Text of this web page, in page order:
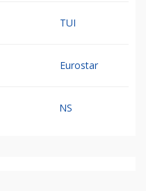
TUI
Eurostar
NS